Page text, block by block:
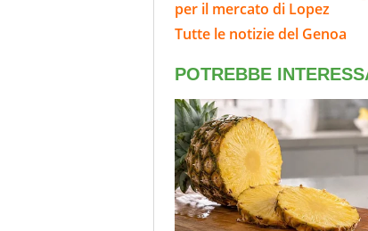
per il mercato di Lopez
Tutte le notizie del Genoa